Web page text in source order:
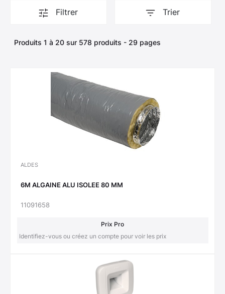
Filtrer Trier
Produits 1 à 20 sur 578 produits - 29 pages
ALDES
6M ALGAINE ALU ISOLEE 80 MM
11091658
Prix Pro
Identifiez-vous ou créez un compte pour voir les prix